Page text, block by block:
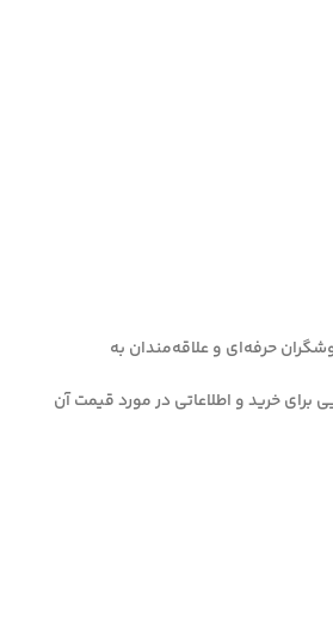
حرفه‌ای و علاقه‌مندان به
برای خرید و اطلاعاتی در مورد قیمت آن